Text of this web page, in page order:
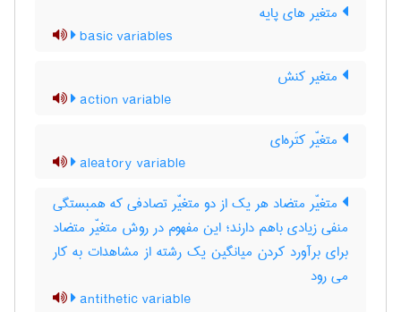
متغیر های پایه
basic variables
متغیر کنش
action variable
متغیّر کتَره‌ای
aleatory variable
متغیّر متضاد هر یک از دو متغیّر تصادفی که همبستگی
منفی زیادی باهم دارند؛ این مفهوم در روش متغیّر متضاد
برای برآورد کردن میانگین یک رشته از مشاهدات به کار
می رود
antithetic variable